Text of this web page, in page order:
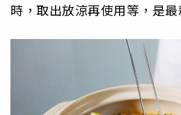
時，取出放涼再使用等，是最